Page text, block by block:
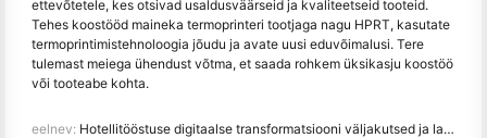
ettevõtetele, kes otsivad usaldusväärseid ja kvaliteetseid tooteid.
Tehes koostööd maineka termoprinteri tootjaga nagu HPRT, kasutate
termoprintimistehnoloogia jõudu ja avate uusi eduvõimalusi. Tere
tulemast meiega ühendust võtma, et saada rohkem üksikasju koostöö
või tooteabe kohta.
eelnev: Hotellitööstuse digitaalse transformatsiooni väljakutsed ja lahendused